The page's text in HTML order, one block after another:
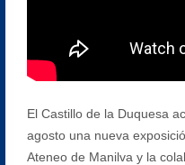
El Castillo de la Duquesa
agosto una nueva
Ateneo de Manilva y la